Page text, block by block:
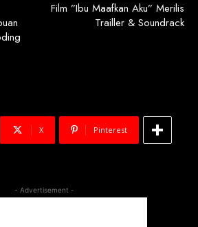
Film ”Ibu Maafkan Aku” Merilis
Trailler & Soundrack
X Pinterest
- Advertisement -